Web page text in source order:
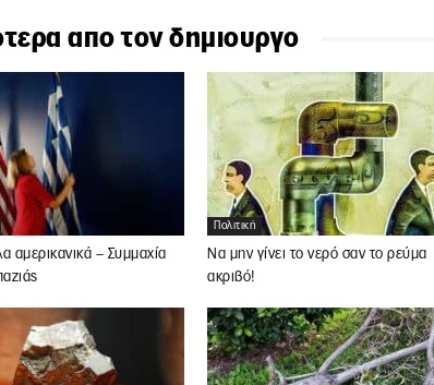
απο τον δημιουργο
αμερικανικά – Συμμαχία
Πολιτική
Να μην γίνει το νερό σαν το ρεύμα
ακριβό!